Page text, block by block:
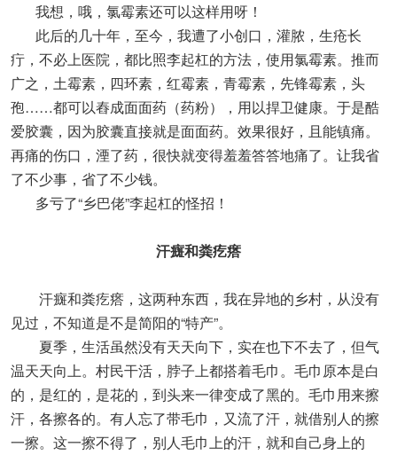
我想，哦，氯霉素还可以这样用呀！
此后的几十年，至今，我遭了小创口，灌脓，生疮长
疔，不必上医院，都比照李起杠的方法，使用氯霉素。推而
广之，土霉素，四环素，红霉素，青霉素，先锋霉素，头
孢……都可以舂成面面药（药粉），用以捍卫健康。于是酷
爱胶囊，因为胶囊直接就是面面药。效果很好，且能镇痛。
再痛的伤口，湮了药，很快就变得羞羞答答地痛了。让我省
了不少事，省了不少钱。
多亏了“乡巴佬”李起杠的怪招！
汗癍和粪疙瘩
汗癍和粪疙瘩，这两种东西，我在异地的乡村，从没有
见过，不知道是不是简阳的“特产”。
夏季，生活虽然没有天天向下，实在也下不去了，但气
温天天向上。村民干活，脖子上都搭着毛巾。毛巾原本是白
的，是红的，是花的，到头来一律变成了黑的。毛巾用来擦
汗，各擦各的。有人忘了带毛巾，又流了汗，就借别人的擦
一擦。这一擦不得了，别人毛巾上的汗，就和自己身上的